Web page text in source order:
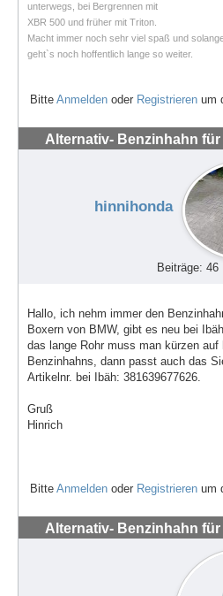
unterwegs, bei Bergrennen mit
XBR 500 und früher mit Triton.
Macht immer noch sehr viel spaß und
geht`s noch hoffentlich lange so weiter.
Bitte Anmelden oder Registrieren um
Alternativ- Benzinhahn für
hinnihonda
Beiträge: 46
Hallo, ich nehm immer den
Boxern von BMW, gibt es neu bei
das lange Rohr muss man kürzen auf
Benzinhahns, dann passt auch das
Artikelnr. bei Ibäh: 381639677626.
Gruß
Hinrich
Bitte Anmelden oder Registrieren um
Alternativ- Benzinhahn für